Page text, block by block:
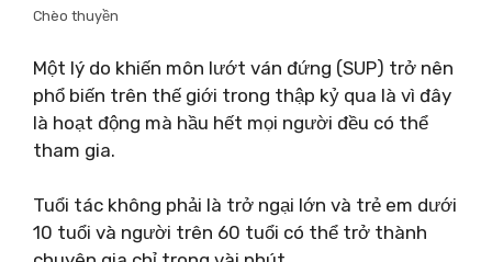
Chèo thuyền
Một lý do khiến môn lướt ván đứng (SUP) trở nên
phổ biến trên thế giới trong thập kỷ qua là vì đây
là hoạt động mà hầu hết mọi người đều có thể
tham gia.
Tuổi tác không phải là trở ngại lớn và trẻ em dưới
10 tuổi và người trên 60 tuổi có thể trở thành